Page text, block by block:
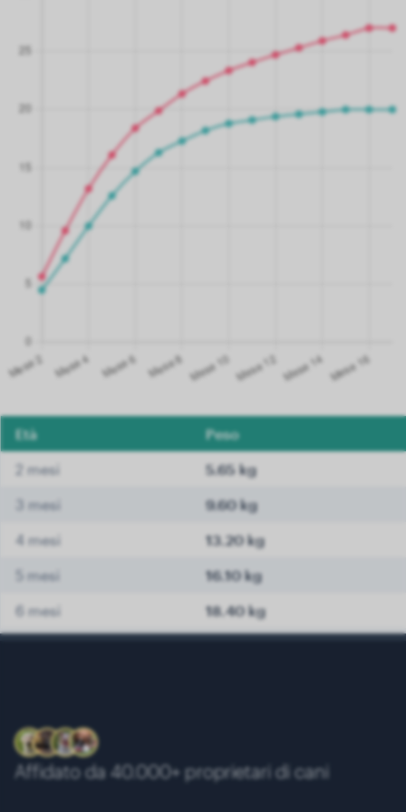
Età Peso
2 mesi 5.65 kg
3 mesi 9.60 kg
4 mesi 13.20 kg
5 mesi 16.10 kg
6 mesi 18.40 kg
10 mesi
24.05 kg
Affidato da 40.000+ proprietari di cani